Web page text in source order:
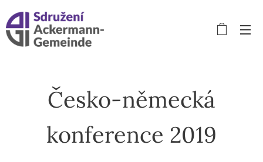
Česko-německá
konference 2019